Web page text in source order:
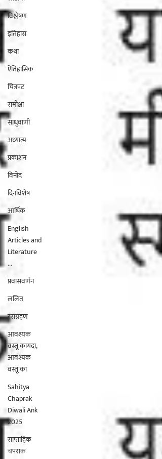
विश्लेषण
इतिहास
कथा
ऎतिहासिक
चित्रपट
समीक्षा
साधुवाणी
अध्यात्म
प्रकाशन
विनोद
दिनविशेष
आर्थिक
English
Articles and
Literature
...
प्रवासवर्णन
ललित
रसग्रहण
आवश्यक
वस्तू कायदा,
आवश्यक
वस्तू का
Sahitya
Chaprak
Diwali Ank
2025
साप्ताहिक
चपराक